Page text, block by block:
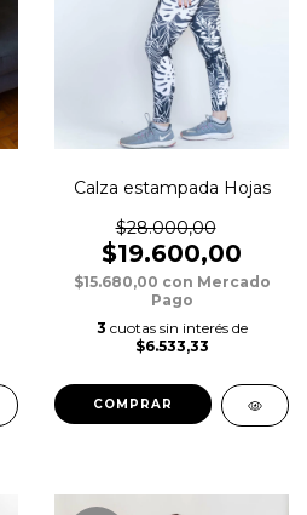
Calza estampada Hojas
$28.000,00
$19.600,00
$15.680,00 con Mercado
Pago
3 cuotas sin interés de
$6.533,33
COMPRAR